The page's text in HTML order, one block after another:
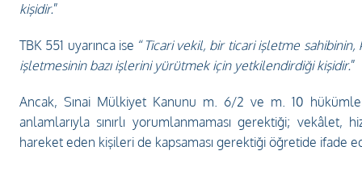
kişidir.”
TBK 551 uyarınca ise “ Ticari vekil, bir ticari işletme
işletmesinin bazı işlerini yürütmek için yetkilendirdiği kişidir.”
Ancak, Sınai Mülkiyet Kanunu m. 6/2 ve m. 10
anlamlarıyla sınırlı yorumlanmaması gerektiği; vekâlet,
hareket eden kişileri de kapsaması gerektiği öğretide ifade